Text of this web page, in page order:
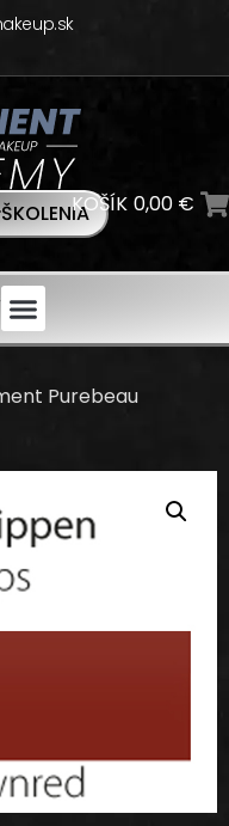
ŠKOLENIAKOŠÍK 0,00 €
Purebeau